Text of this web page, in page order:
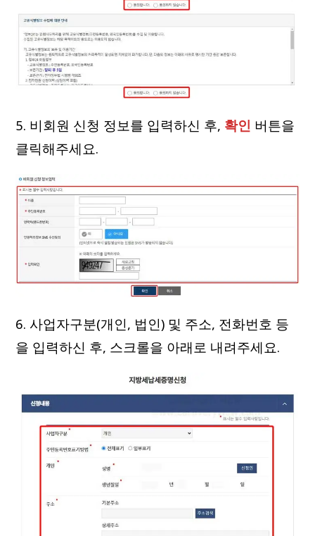
5. 비회원 신청 정보를 입력하신 후, 확인 버튼을
클릭해주세요.
6. 사업자구분(개인, 법인) 및 주소, 전화번호 등
을 입력하신 후, 스크롤을 아래로 내려주세요.